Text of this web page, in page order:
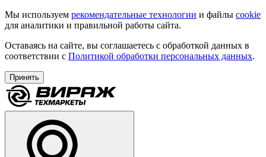
Мы используем рекомендательные технологии и файлы cookie
для аналитики и правильной работы сайта.
Оставаясь на сайте, вы соглашаетесь с обработкой данных в
соответствии с Политикой обработки персональных данных.
Принять